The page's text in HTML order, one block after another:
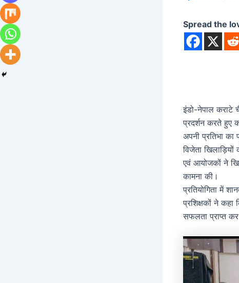
Spread the
इंडो-नेपाल कराटे
प्रदर्शन करते हुए
अपनी प्रतिभा का
विजेता
एवं आयोजकों ने
कामना की।
प्रतियोगिता में
प्रशिक्षकों ने कहा
सफलता प्राप्त